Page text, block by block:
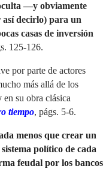
—y obviamente
así decirlo) para un
casas de inversión
125-126.
por parte de actores
más allá de los
en su obra clásica
tiempo, págs. 5-6.
menos que crear un
político de cada
feudal por los bancos